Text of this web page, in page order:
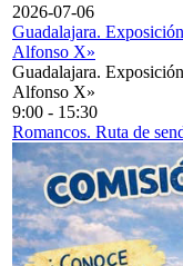
2026-07-06
Guadalajara.
Alfonso X»
Guadalajara.
Alfonso X»
9:00 - 15:30
Romancos. Ruta de